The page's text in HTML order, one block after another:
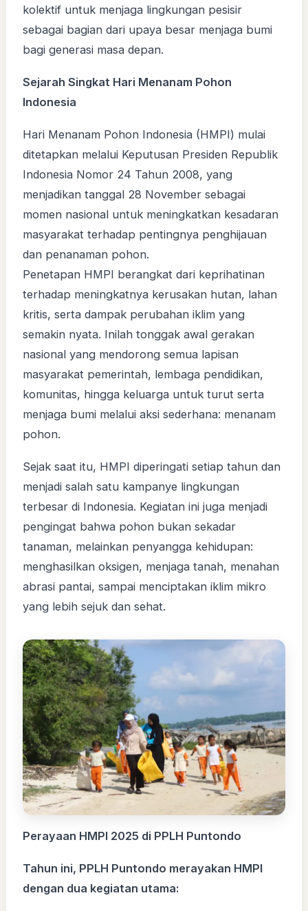
kolektif untuk menjaga lingkungan pesisir
sebagai bagian dari upaya besar menjaga bumi
bagi generasi masa depan.
Sejarah Singkat Hari Menanam Pohon
Indonesia
Hari Menanam Pohon Indonesia (HMPI) mulai
ditetapkan melalui Keputusan Presiden Republik
Indonesia Nomor 24 Tahun 2008, yang
menjadikan tanggal 28 November sebagai
momen nasional untuk meningkatkan kesadaran
masyarakat terhadap pentingnya penghijauan
dan penanaman pohon.
Penetapan HMPI berangkat dari keprihatinan
terhadap meningkatnya kerusakan hutan, lahan
kritis, serta dampak perubahan iklim yang
semakin nyata. Inilah tonggak awal gerakan
nasional yang mendorong semua lapisan
masyarakat pemerintah, lembaga pendidikan,
komunitas, hingga keluarga untuk turut serta
menjaga bumi melalui aksi sederhana: menanam
pohon.
Sejak saat itu, HMPI diperingati setiap tahun dan
menjadi salah satu kampanye lingkungan
terbesar di Indonesia. Kegiatan ini juga menjadi
pengingat bahwa pohon bukan sekadar
tanaman, melainkan penyangga kehidupan:
menghasilkan oksigen, menjaga tanah, menahan
abrasi pantai, sampai menciptakan iklim mikro
yang lebih sejuk dan sehat.
Perayaan HMPI 2025 di PPLH Puntondo
Tahun ini, PPLH Puntondo merayakan HMPI
dengan dua kegiatan utama: